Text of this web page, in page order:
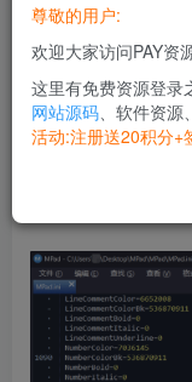
MPad 提供了一个
比 Windows 内置
它为用户提供了一
工作流程，并将源
尊敬的用户:
欢迎大家访问PAY资
这里有免费资源登录
网站源码、软件资源
活动:注册送20积分+